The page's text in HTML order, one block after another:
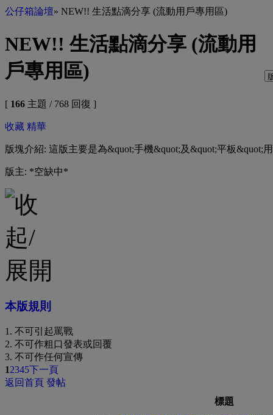
公仔箱論壇» NEW!! 生活點滴分享 (流動用戶專用區)
NEW!! 生活點滴分享 (流動用
戶專用區)
[ 166 主題 / 768 回復 ]
收藏 精華
版塊介紹: 這版主要是為&quot;手機&quot;及&quot;平板&quot;
版主: *空缺中*
本版規則
1. 不可引起罵戰
2. 不可作粗口發表或回覆
3. 不可作任何宣傳
12345下一頁
返回首頁 發帖
標題